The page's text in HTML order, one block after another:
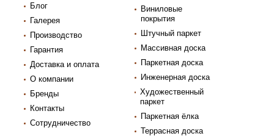
Блог
Галерея
Производство
Гарантия
Доставка и оплата
О компании
Бренды
Контакты
Сотрудничество
Виниловые
покрытия
Штучный паркет
Массивная доска
Паркетная доска
Инженерная доска
Художественный
паркет
Паркетная ёлка
Террасная доска